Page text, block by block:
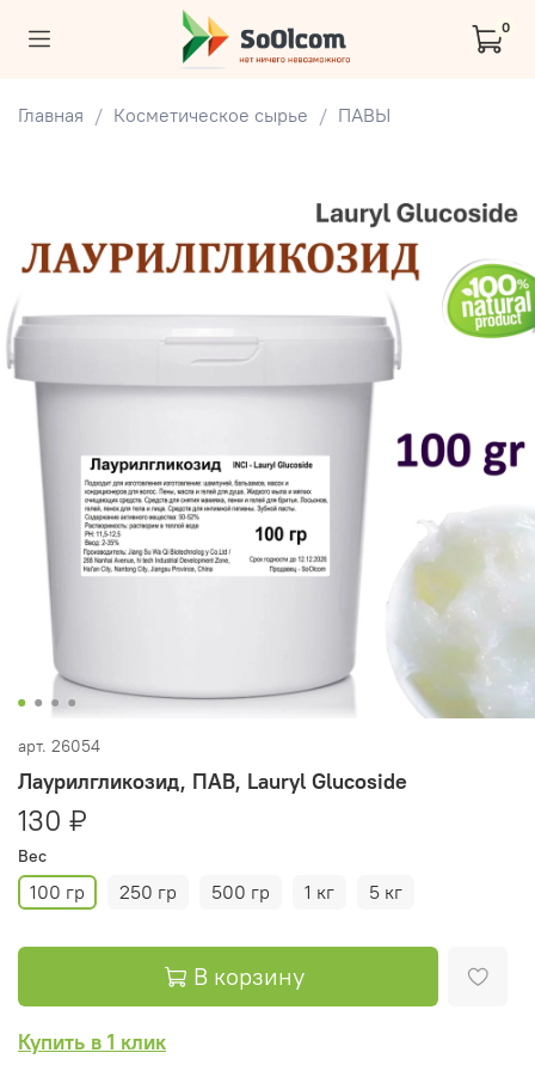
0
Главная Косметическое сырье ПАВЫ
арт. 26054
Лаурилгликозид, ПАВ, Lauryl Glucoside
130 ₽
Вес
100 гр 250 гр 500 гр 1 кг 5 кг
В корзину
Купить в 1 клик